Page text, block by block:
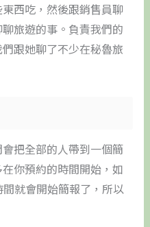
西吃，然後跟銷售員聊
旅遊的事。負責我們的
跟她聊了不少在秘魯旅
把全部的人帶到一個簡
你預約的時間開始，如
就會開始簡報了，所以